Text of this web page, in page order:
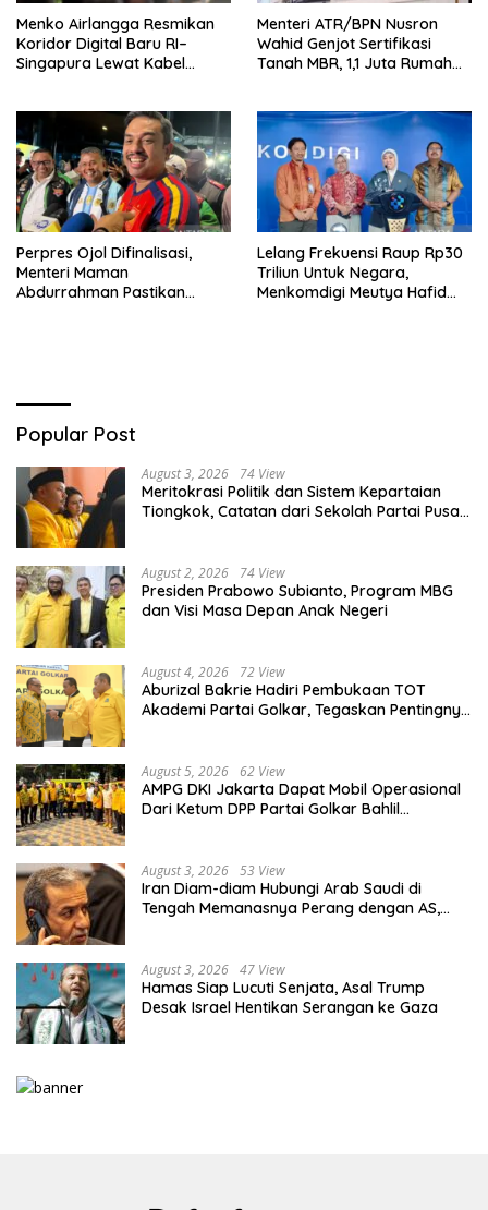
Menko Airlangga Resmikan
Koridor Digital Baru RI–
Singapura Lewat Kabel
Menteri ATR/BPN Nusron
Wahid Genjot Sertifikasi
Tanah MBR, 1,1 Juta Rumah
Perpres Ojol Difinalisasi,
Menteri Maman
Abdurrahman Pastikan
Lelang Frekuensi Raup Rp30
Triliun Untuk Negara,
Menkomdigi Meutya Hafid
Popular Post
August 3, 2026 74 View
Meritokrasi Politik dan Sistem Kepartaian
Tiongkok, Catatan dari Sekolah Partai Pusat
August 2, 2026 74 View
Presiden Prabowo Subianto, Program MBG
dan Visi Masa Depan Anak Negeri
August 4, 2026 72 View
Aburizal Bakrie Hadiri Pembukaan TOT
Akademi Partai Golkar, Tegaskan Pentingnya
August 5, 2026 62 View
AMPG DKI Jakarta Dapat Mobil Operasional
Dari Ketum DPP Partai Golkar Bahlil
August 3, 2026 53 View
Iran Diam-diam Hubungi Arab Saudi di
Tengah Memanasnya Perang dengan AS,
August 3, 2026 47 View
Hamas Siap Lucuti Senjata, Asal Trump
Desak Israel Hentikan Serangan ke Gaza